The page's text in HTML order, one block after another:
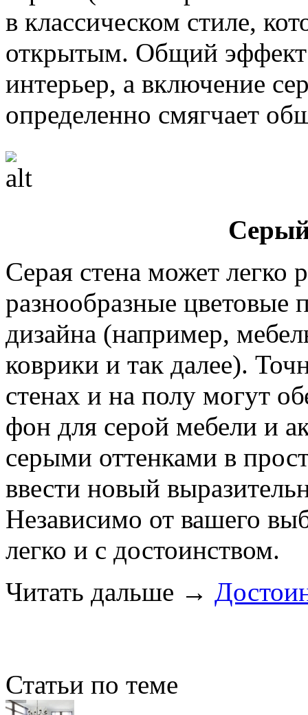
в классическом стиле,
открытым. Общий
интерьер, а включение
определенно смягчает
Серая стена может легко
разнообразные цветовые
дизайна (например,
коврики и так далее).
стенах и на полу могут
фон для серой мебели и
серыми оттенками в
ввести новый
Независимо от вашего
легко и с достоинством.
Читать дальше →
Статьи по теме